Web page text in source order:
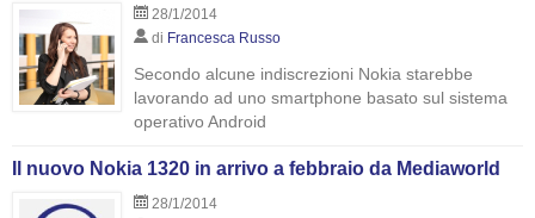
28/1/2014
di Francesca Russo
Secondo alcune indiscrezioni Nokia starebbe
lavorando ad uno smartphone basato sul sistema
operativo Android
Il nuovo Nokia 1320 in arrivo a febbraio da Mediaworld
28/1/2014